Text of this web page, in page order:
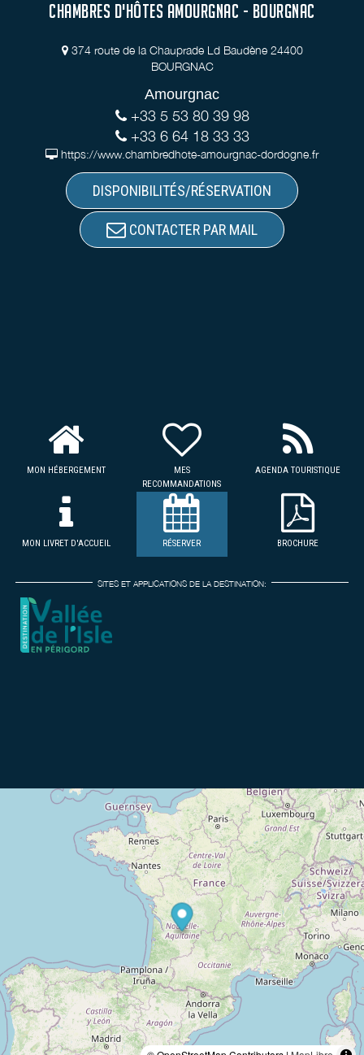
CHAMBRES D'HÔTES AMOURGNAC - BOURGNAC
374 route de la Chauprade Ld Baudène 24400
BOURGNAC
Amourgnac
+33 5 53 80 39 98
+33 6 64 18 33 33
https://www.chambredhote-amourgnac-dordogne.fr
DISPONIBILITÉS/RÉSERVATION
CONTACTER PAR MAIL
MON HÉBERGEMENT
MES
RECOMMANDATIONS
AGENDA TOURISTIQUE
MON LIVRET D'ACCUEIL RÉSERVER BROCHURE
SITES ET APPLICATIONS DE LA DESTINATION: